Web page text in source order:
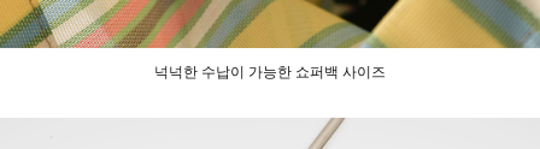
넉넉한 수납이 가능한 쇼퍼백 사이즈